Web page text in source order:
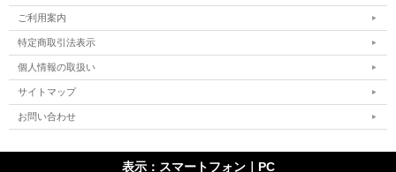
ご利用案内
特定商取引法表示
個人情報の取扱い
サイトマップ
お問い合わせ
表示：スマートフォン｜ PC